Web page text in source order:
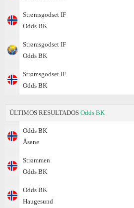
Strømsgodset IF
Odds BK
Strømsgodset IF
Odds BK
Strømsgodset IF
Odds BK
ÚLTIMOS RESULTADOS Odds BK
Odds BK
Åsane
Strømmen
Odds BK
Odds BK
Haugesund